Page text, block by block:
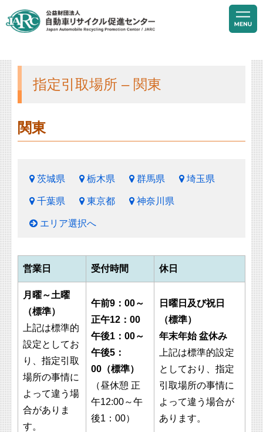
指定引取場所 – 関東
関東
茨城県 栃木県 群馬県 埼玉県
千葉県 東京都 神奈川県
エリア選択へ
営業日 受付時間 休日
月曜～土曜
（標準）
上記は標準的
設定としてお
り、指定引取
場所の事情に
よって違う場
合がありま
す。
午前9：00～
正午12：00
午後1：00～
午後5：
00（標準）
（昼休憩 正
午12:00～午
後1：00）
日曜日及び祝日
（標準）
年末年始 盆休み
上記は標準的設定
としており、指定
引取場所の事情に
よって違う場合が
あります。